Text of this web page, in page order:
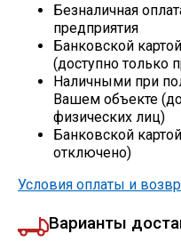
Безналичная
предприятия
Банковской
(доступно только
Наличными при
Вашем объекте
физических лиц)
Банковской
отключено)
Условия оплаты и
Варианты